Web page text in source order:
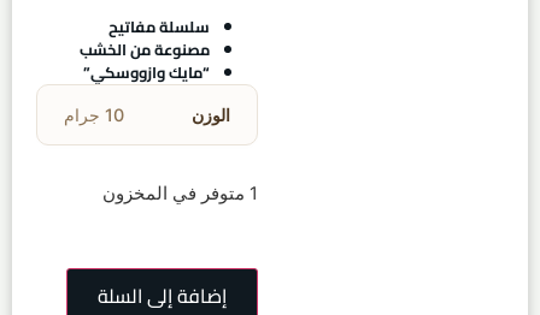
سلسلة مفاتيح
مصنوعة من الخشب
“مايك وازووسكي”
الوزن 10 جرام
1 متوفر في المخزون
إضافة إلى السلة